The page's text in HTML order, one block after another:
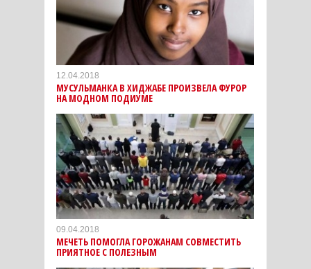
12.04.2018
МУСУЛЬМАНКА В ХИДЖАБЕ ПРОИЗВЕЛА ФУРОР
НА МОДНОМ ПОДИУМЕ
09.04.2018
МЕЧЕТЬ ПОМОГЛА ГОРОЖАНАМ СОВМЕСТИТЬ
ПРИЯТНОЕ С ПОЛЕЗНЫМ